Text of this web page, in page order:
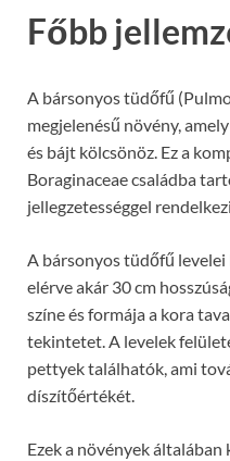
Főbb
A bársonyos tüdőfű
megjelenésű növény,
és bájt kölcsönöz. Ez a
Boraginaceae családba
jellegzetességgel
A bársonyos tüdőfű levelei
elérve akár 30 cm
színe és formája a kora
tekintetet. A levelek
pettyek találhatók, ami
díszítőértékét.
Ezek a növények